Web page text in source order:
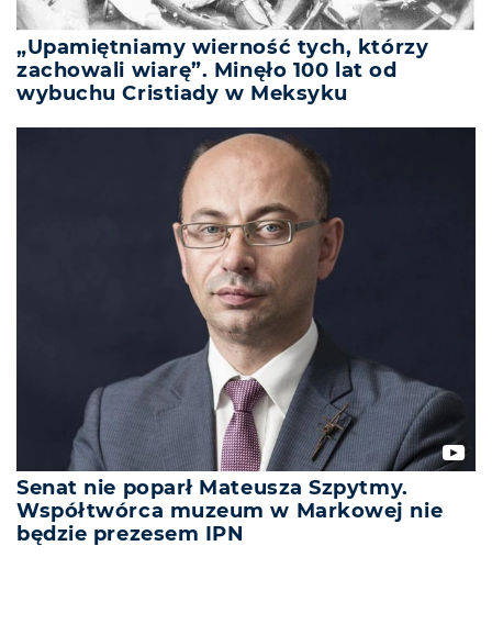
„Upamiętniamy wierność tych, którzy
zachowali wiarę”. Minęło 100 lat od
wybuchu Cristiady w Meksyku
Senat nie poparł Mateusza Szpytmy.
Współtwórca muzeum w Markowej nie
będzie prezesem IPN